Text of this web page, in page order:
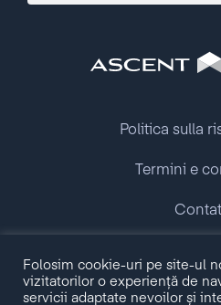
Copyright © 2009 -
All rights
Politica sulla
Termini e
Folosim cookie-uri pe site-ul
vizitatorilor o experiență de
servicii adaptate nevoilor și